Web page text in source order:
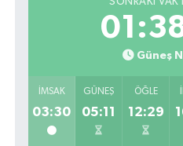
Güneş
İMSAK
03:30
GÜNEŞ
05:11
ÖĞLE
12:29